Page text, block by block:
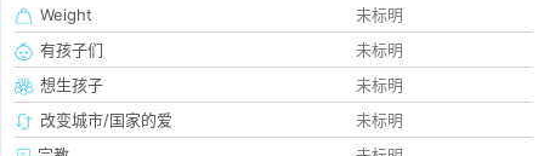
Weight
未标明
有孩子们
未标明
想生孩子
未标明
改变城市/国家的爱
未标明